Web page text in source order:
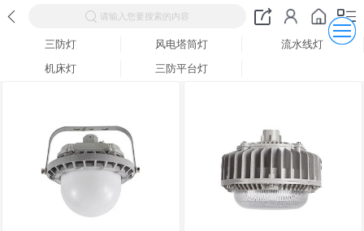
请输入您要搜索的内容
三防灯 风电塔筒灯
流水线灯
机床灯
三防平台灯